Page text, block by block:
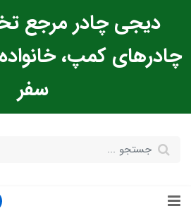
دیجی چادر مرجع
چادرهای کمپ،
سفر